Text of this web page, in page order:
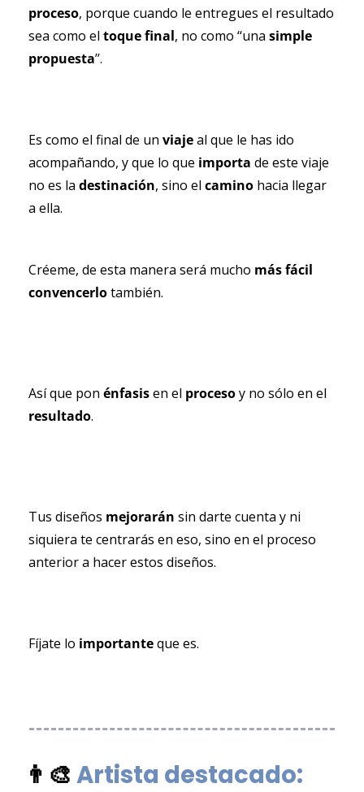
proceso, porque cuando le entregues el resultado
sea como el toque final, no como ‘‘una simple
propuesta’’.
Es como el final de un viaje al que le has ido
acompañando, y que lo que importa de este viaje
no es la destinación, sino el camino hacia llegar
a ella.
Créeme, de esta manera será mucho más fácil
convencerlo también.
Así que pon énfasis en el proceso
resultado.
Tus diseños mejorarán sin darte cuenta y ni
siquiera te centrarás en eso, sino en el proceso
anterior a hacer estos diseños.
Fíjate lo importante que es.
👨‍🎨